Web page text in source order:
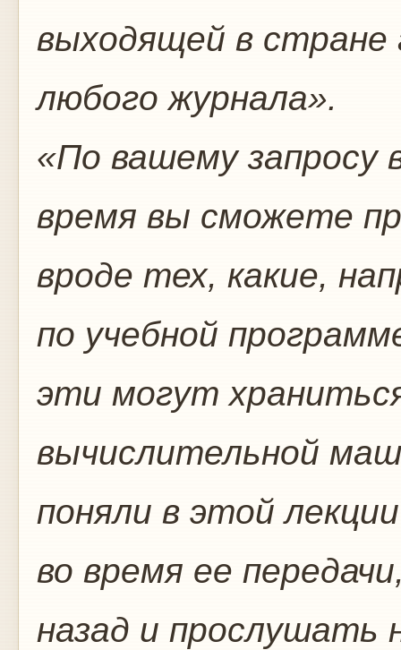
выходящей в
любого журнала».
«По вашему запросу
время вы сможете
вроде тех, какие,
по учебной
эти могут
вычислительной
поняли в этой
во время ее
назад и прослушать